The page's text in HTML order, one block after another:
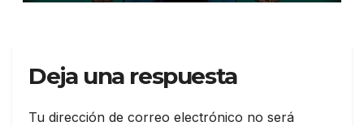
Deja una respuesta
Tu dirección de correo electrónico no será